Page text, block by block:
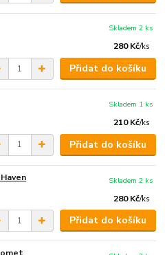
280 Kč/ks
Skladem 2 ks
Přidat do košíku
210 Kč/ks
Skladem 1 ks
Přidat do košíku
280 Kč/ks
Skladem 2 ks
Přidat do košíku